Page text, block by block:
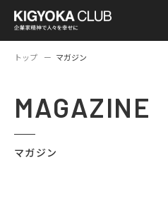
トップ マガジン
MAGAZINE
マガジン